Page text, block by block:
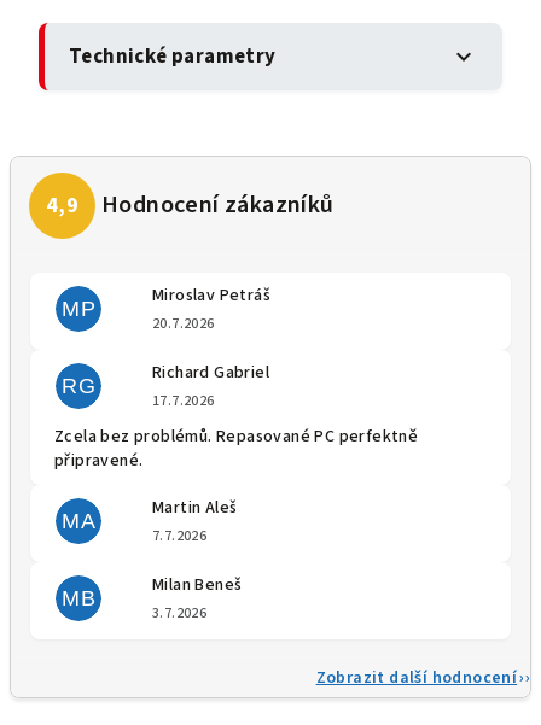
Technické parametry expand_more
MP
Miroslav Petráš
20.7.2026
RG
Richard Gabriel
17.7.2026
Zcela bez problémů. Repasované PC perfektně
připravené.
MA
Martin Aleš
7.7.2026
MB
Milan Beneš
3.7.2026
Zobrazit další hodnocení